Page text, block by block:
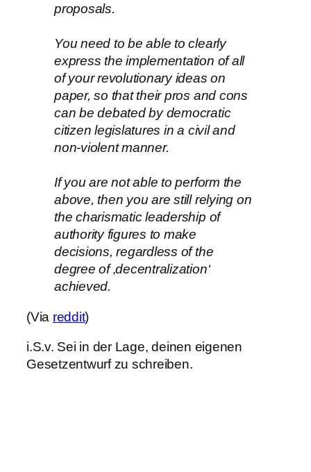
proposals.
You need to be able to clearly
express the implementation of all
of your revolutionary ideas on
paper, so that their pros and cons
can be debated by democratic
citizen legislatures in a civil and
non-violent manner.
If you are not able to perform the
above, then you are still relying on
the charismatic leadership of
authority figures to make
decisions, regardless of the
degree of ‚decentralization‘
achieved.
(Via reddit)
i.S.v. Sei in der Lage, deinen eigenen
Gesetzentwurf zu schreiben.